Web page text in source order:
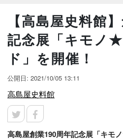
【高島屋史料館
記念展「キモノ
ド」を開催！
公開日: 2021/10/05 13:11
高島屋史料館
高島屋創業190周年記念展 「キモ